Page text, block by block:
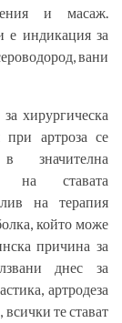
и масаж.
е индикация за
вани
хирургическа
при артроза се
значителна
на ставата
на терапия
който може
причина за
днес за
артродеза
те стават